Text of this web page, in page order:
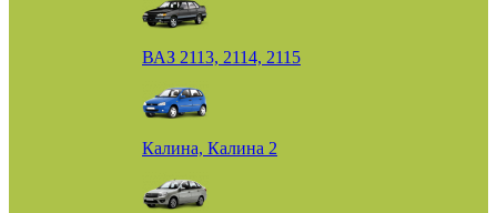
ВАЗ 2113, 2114, 2115
Калина, Калина 2